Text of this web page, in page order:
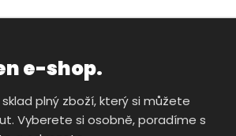
e-shop.
plný zboží, který si můžete
Vyberete si osobně, poradíme s